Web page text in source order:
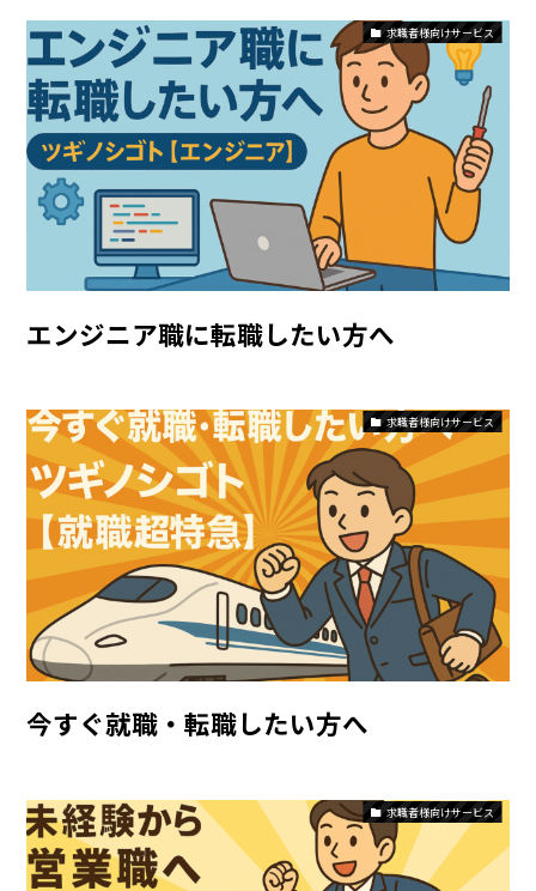
求職者様向けサービス
エンジニア職に転職したい方へ
求職者様向けサービス
今すぐ就職・転職したい方へ
求職者様向けサービス